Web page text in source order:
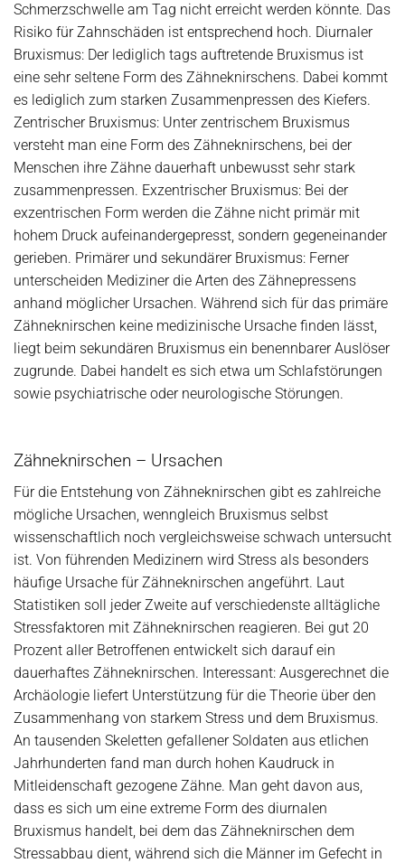
Schmerzschwelle am Tag nicht erreicht werden könnte. Das
Risiko für Zahnschäden ist entsprechend hoch. Diurnaler
Bruxismus: Der lediglich tags auftretende Bruxismus ist
eine sehr seltene Form des Zähneknirschens. Dabei kommt
es lediglich zum starken Zusammenpressen des Kiefers.
Zentrischer Bruxismus: Unter zentrischem Bruxismus
versteht man eine Form des Zähneknirschens, bei der
Menschen ihre Zähne dauerhaft unbewusst sehr stark
zusammenpressen. Exzentrischer Bruxismus: Bei der
exzentrischen Form werden die Zähne nicht primär mit
hohem Druck aufeinandergepresst, sondern gegeneinander
gerieben. Primärer und sekundärer Bruxismus: Ferner
unterscheiden Mediziner die Arten des Zähnepressens
anhand möglicher Ursachen. Während sich für das primäre
Zähneknirschen keine medizinische Ursache finden lässt,
liegt beim sekundären Bruxismus ein benennbarer Auslöser
zugrunde. Dabei handelt es sich etwa um Schlafstörungen
sowie psychiatrische oder neurologische Störungen.
Zähneknirschen – Ursachen
Für die Entstehung von Zähneknirschen gibt es zahlreiche
mögliche Ursachen, wenngleich Bruxismus selbst
wissenschaftlich noch vergleichsweise schwach untersucht
ist. Von führenden Medizinern wird Stress als besonders
häufige Ursache für Zähneknirschen angeführt. Laut
Statistiken soll jeder Zweite auf verschiedenste alltägliche
Stressfaktoren mit Zähneknirschen reagieren. Bei gut 20
Prozent aller Betroffenen entwickelt sich darauf ein
dauerhaftes Zähneknirschen. Interessant: Ausgerechnet die
Archäologie liefert Unterstützung für die Theorie über den
Zusammenhang von starkem Stress und dem Bruxismus.
An tausenden Skeletten gefallener Soldaten aus etlichen
Jahrhunderten fand man durch hohen Kaudruck in
Mitleidenschaft gezogene Zähne. Man geht davon aus,
dass es sich um eine extreme Form des diurnalen
Bruxismus handelt, bei dem das Zähneknirschen dem
Stressabbau dient, während sich die Männer im Gefecht in